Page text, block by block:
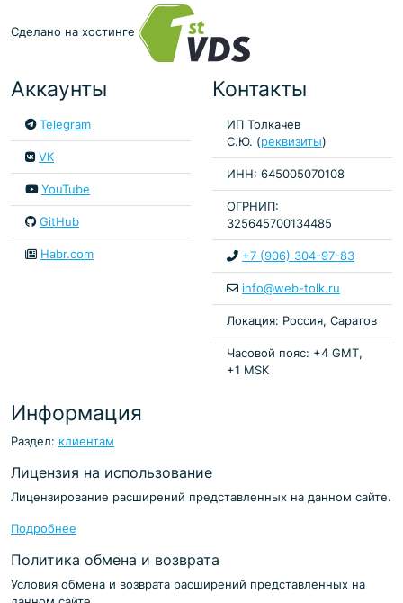
Сделано на хостинге
Аккаунты
Telegram
VK
YouTube
GitHub
Habr.com
Контакты
ИП Толкачев
С.Ю. (реквизиты)
ИНН: 645005070108
ОГРНИП:
325645700134485
+7 (906) 304-97-83
info@web-tolk.ru
Локация: Россия, Саратов
Часовой пояс: +4 GMT,
+1 MSK
Информация
Раздел: клиентам
Лицензия на использование
Лицензирование расширений представленных на данном сайте.
Подробнее
Политика обмена и возврата
Условия обмена и возврата расширений представленных на